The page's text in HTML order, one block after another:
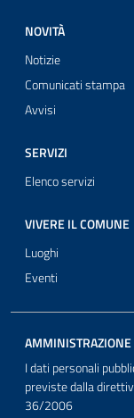
NOVITÀ
Notizie
Comunicati stampa
Avvisi
SERVIZI
Elenco servizi
VIVERE IL COMUNE
Luoghi
Eventi
AMMINISTRAZIONE
I dati personali
previste dalla
36/2006